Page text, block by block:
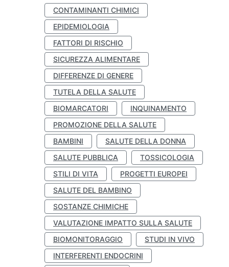
CONTAMINANTI CHIMICI
EPIDEMIOLOGIA
FATTORI DI RISCHIO
SICUREZZA ALIMENTARE
DIFFERENZE DI GENERE
TUTELA DELLA SALUTE
BIOMARCATORI
INQUINAMENTO
PROMOZIONE DELLA SALUTE
BAMBINI
SALUTE DELLA DONNA
SALUTE PUBBLICA
TOSSICOLOGIA
STILI DI VITA
PROGETTI EUROPEI
SALUTE DEL BAMBINO
SOSTANZE CHIMICHE
VALUTAZIONE IMPATTO SULLA SALUTE
BIOMONITORAGGIO
STUDI IN VIVO
INTERFERENTI ENDOCRINI